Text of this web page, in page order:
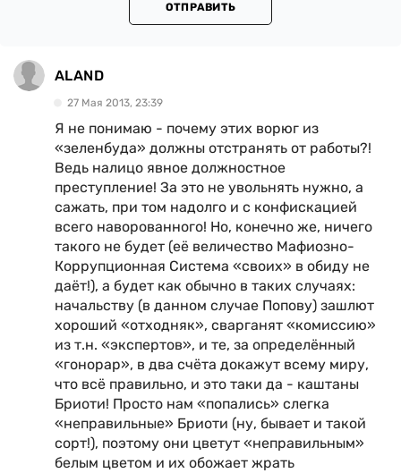
ОТПРАВИТЬ
ALAND
27 Мая 2013, 23:39
Я не понимаю - почему этих ворюг из
«зеленбуда» должны отстранять от работы?!
Ведь налицо явное должностное
преступление! За это не увольнять нужно, а
сажать, при том надолго и с конфискацией
всего наворованного! Но, конечно же, ничего
такого не будет (её величество Мафиозно-
Коррупционная Система «своих» в обиду не
даёт!), а будет как обычно в таких случаях:
начальству (в данном случае Попову) зашлют
хороший «отходняк», сварганят «комиссию»
из т.н. «экспертов», и те, за определённый
«гонорар», в два счёта докажут всему миру,
что всё правильно, и это таки да - каштаны
Бриоти! Просто нам «попались» слегка
«неправильные» Бриоти (ну, бывает и такой
сорт!), поэтому они цветут «неправильным»
белым цветом и их обожает жрать